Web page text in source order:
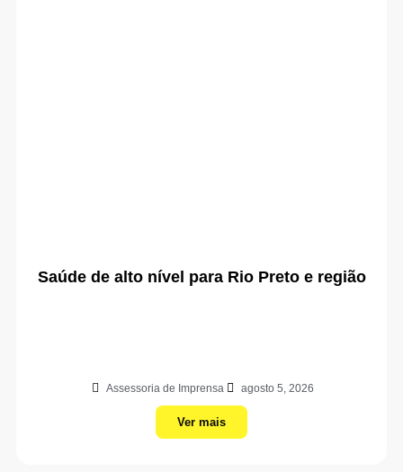
Saúde de alto nível para Rio Preto e região
Assessoria de Imprensa agosto 5, 2026
Ver mais